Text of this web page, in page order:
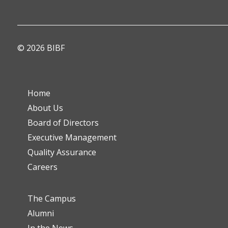
© 2026 BIBF
Home
About Us
Board of Directors
Executive Management
Quality Assurance
Careers
The Campus
Alumni